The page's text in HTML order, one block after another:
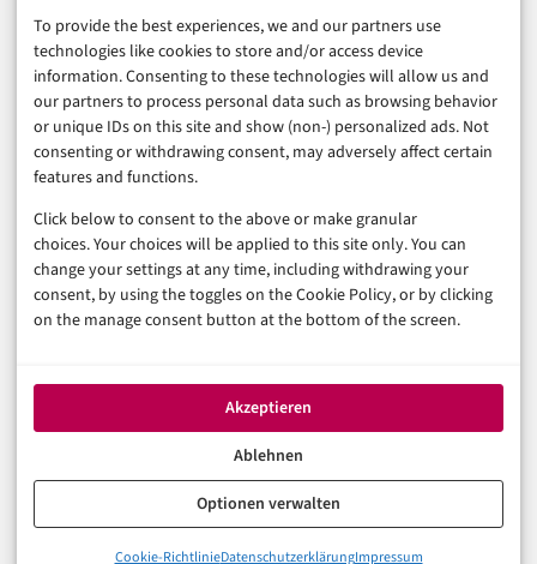
To provide the best experiences, we and our partners use
technologies like cookies to store and/or access device
information. Consenting to these technologies will allow us and
our partners to process personal data such as browsing behavior
or unique IDs on this site and show (non-) personalized ads. Not
consenting or withdrawing consent, may adversely affect certain
features and functions.
Click below to consent to the above or make granular
choices. Your choices will be applied to this site only. You can
change your settings at any time, including withdrawing your
consent, by using the toggles on the Cookie Policy, or by clicking
on the manage consent button at the bottom of the screen.
Akzeptieren
Ablehnen
Optionen verwalten
Cookie-RichtlinieDatenschutzerklärungImpressum
Business & Karriere
Sicherheit & Recht
Digitalisierung
Marketing
Magazin
Unsere Redaktion
Werbeformate & Media Kit
Rechtliches
Datenschutzerklärung (EU)
Cookie-Richtlinie (EU)